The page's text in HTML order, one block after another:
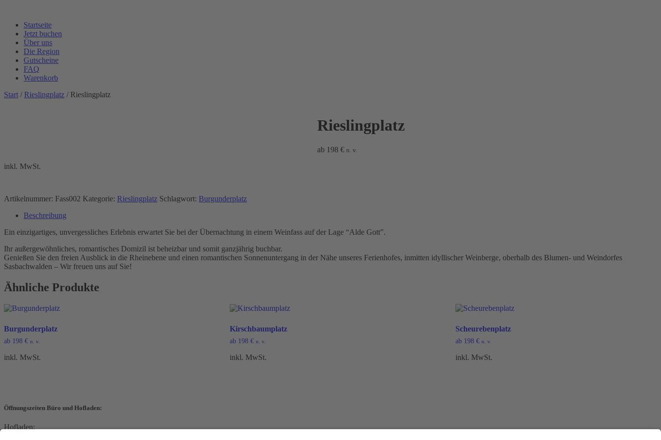
Startseite
Jetzt buchen
Über uns
Die Region
Gutscheine
FAQ
Warenkorb
Start / Rieslingplatz / Rieslingplatz
Rieslingplatz
ab 198€ n. v.
inkl. MwSt.
Artikelnummer: Fass002 Kategorie: Rieslingplatz Schlagwort: Burgunderplatz
Beschreibung
Ein einzigartiges, unvergessliches Erlebnis erwartet Sie bei der Übernachtung in einem Weinfass auf der Lage “Alde Gott”.
Ihr außergewöhnliches, romantisches Domizil ist beheizbar und somit ganzjährig buchbar.
Genießen Sie den freien Ausblick in die Rheinebene und einen romantischen Sonnenuntergang in der Nähe unseres Ferienhofes, inmitten idyllischer Weinberge, oberhalb des Blumen- und Weindorfes
Sasbachwalden – Wir freuen uns auf Sie!
Ähnliche Produkte
Burgunderplatz
ab 198 € n. v.
inkl. MwSt.
Kirschbaumplatz
ab 198 € n. v.
inkl. MwSt.
Scheurebenplatz
ab 198 € n. v.
inkl. MwSt.
Öffnungszeiten Büro und Hofladen:
Hofladen: